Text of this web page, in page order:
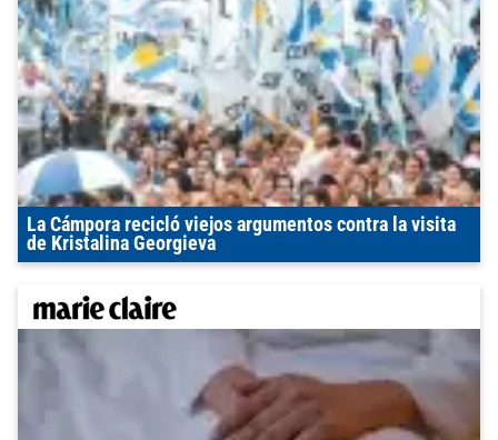
La Cámpora recicló viejos argumentos contra la visita
de Kristalina Georgieva